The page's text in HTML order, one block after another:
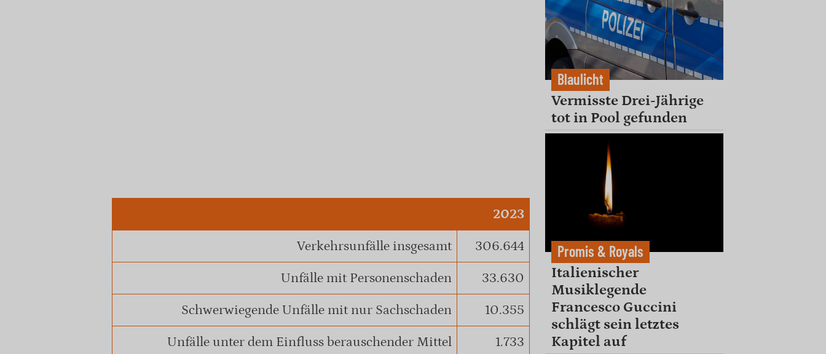
2023
Verkehrsunfälle insgesamt 306.644
Unfälle mit Personenschaden 33.630
Schwerwiegende Unfälle mit nur Sachschaden 10.355
Unfälle unter dem Einfluss berauschender Mittel 1.733
Blaulicht
Vermisste Drei-Jährige
tot in Pool gefunden
Promis & Royals
Italienischer
Musiklegende
Francesco Guccini
schlägt sein letztes
Kapitel auf